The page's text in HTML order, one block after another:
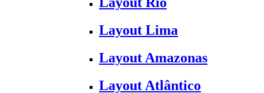
Layout Lima
Layout Amazonas
Layout Atlântico